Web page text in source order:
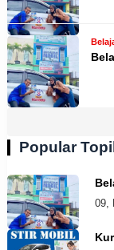
Popular
09,